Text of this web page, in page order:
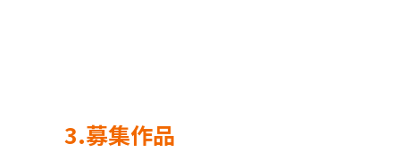
3.募集作品